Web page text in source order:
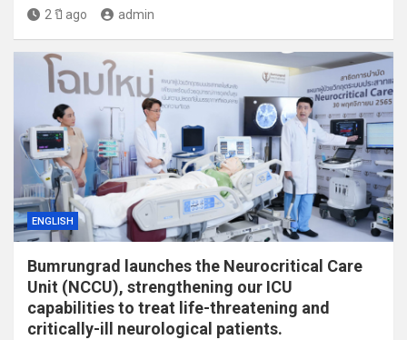
2 ปี ago admin
ENGLISH
Bumrungrad launches the Neurocritical Care
Unit (NCCU), strengthening our ICU
capabilities to treat life-threatening and
critically-ill neurological patients.